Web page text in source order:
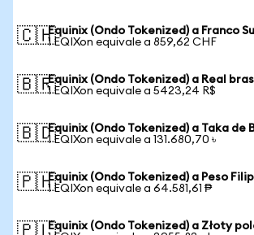
🇨🇭Equinix (Ondo Tokenized) a Franco
1 EQIXon equivale a 859,62 CHF
🇧🇷Equinix (Ondo Tokenized) a Real
1 EQIXon equivale a 5423,24 R$
🇧🇩Equinix (Ondo Tokenized) a Taka de
1 EQIXon equivale a 131.680,70 ৳
🇵🇭Equinix (Ondo Tokenized) a Peso
1 EQIXon equivale a 64.581,61 ₱
Equinix (Ondo Tokenized) a Złoty